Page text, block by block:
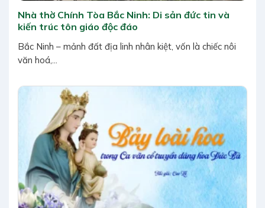
Nhà thờ Chính Tòa Bắc Ninh: Di sản đức tin và
kiến trúc tôn giáo độc đáo
Bắc Ninh – mảnh đất địa linh nhân kiệt, vốn là chiếc nôi
văn hoá,...